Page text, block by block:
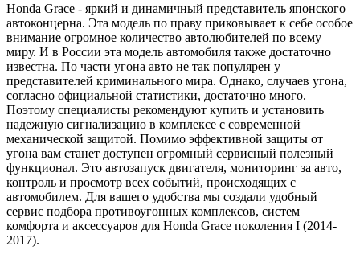
Honda Grace - яркий и динамичный представитель японского
автоконцерна. Эта модель по праву приковывает к себе особое
внимание огромное количество автолюбителей по всему
миру. И в России эта модель автомобиля также достаточно
известна. По части угона авто не так популярен у
представителей криминального мира. Однако, случаев угона,
согласно официальной статистики, достаточно много.
Поэтому специалисты рекомендуют купить и установить
надежную сигнализацию в комплексе с современной
механической защитой. Помимо эффективной защиты от
угона вам станет доступен огромный сервисный полезный
функционал. Это автозапуск двигателя, мониторинг за авто,
контроль и просмотр всех событий, происходящих с
автомобилем. Для вашего удобства мы создали удобный
сервис подбора противоугонных комплексов, систем
комфорта и аксессуаров для Honda Grace поколения I (2014-
2017).